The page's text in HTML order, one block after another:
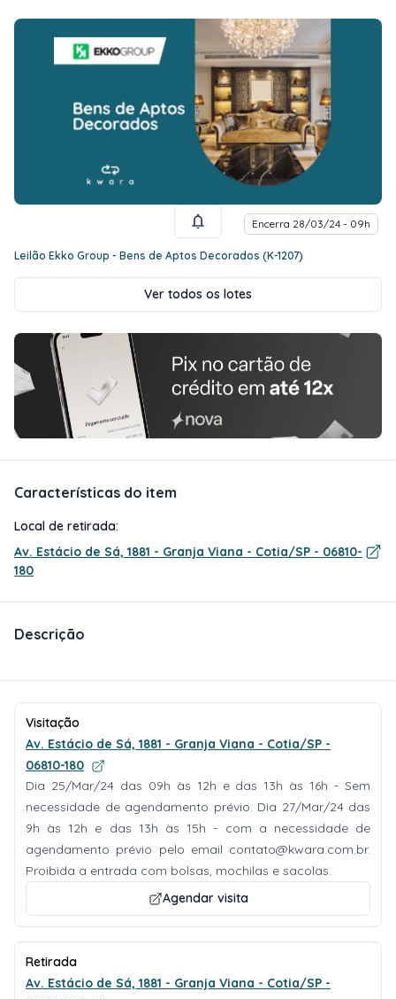
Encerra 28/03/24 - 09h
Leilão Ekko Group - Bens de Aptos Decorados (K-1207)
Ver todos os lotes
Características do item
Local de retirada:
Av. Estácio de Sá, 1881 - Granja Viana - Cotia/SP - 06810-
180
Descrição
Visitação
Av. Estácio de Sá, 1881 - Granja Viana - Cotia/SP -
06810-180
Dia 25/Mar/24 das 09h às 12h e das 13h às 16h - Sem
necessidade de agendamento prévio. Dia 27/Mar/24 das
9h às 12h e das 13h às 15h - com a necessidade de
agendamento prévio pelo email contato@kwara.com.br.
Proibida a entrada com bolsas, mochilas e sacolas.
Agendar visita
Retirada
Av. Estácio de Sá, 1881 - Granja Viana - Cotia/SP -